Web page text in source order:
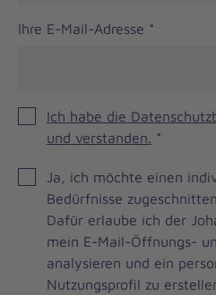
Ihre E-Mail-Adresse *
Ich habe die
und verstanden. *
Brevo
Newsletter
Checkbox
Ja, ich möchte einen
Bedürfnisse
Dafür erlaube ich der
mein E-Mail-Öffnungs-
analysieren und ein
Nutzungsprofil zu